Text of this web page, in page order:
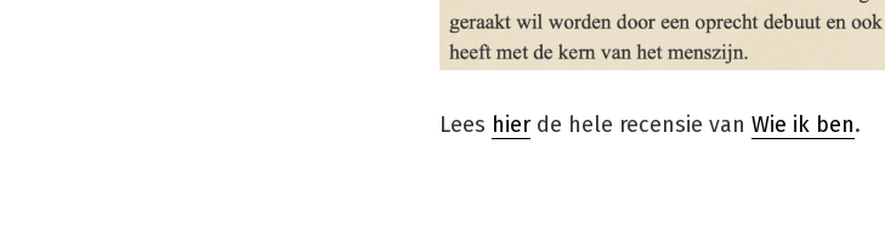
Lees hier de hele recensie van Wie ik ben.